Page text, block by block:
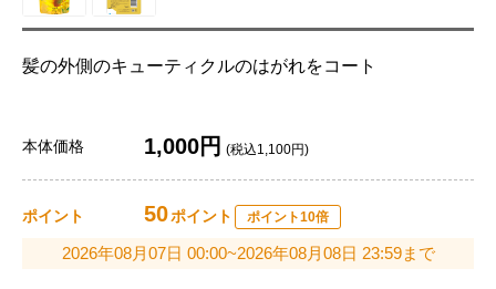
髪の外側のキューティクルのはがれをコート
本体価格 1,000円 (税込1,100円)
ポイント 50ポイント ポイント10倍
2026年08月07日 00:00~2026年08月08日 23:59まで